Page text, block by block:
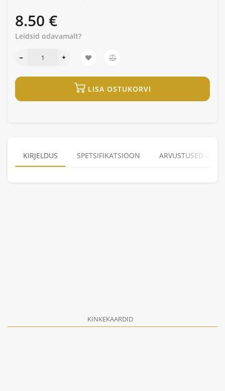
8.50 €
Leidsid odavamalt?
LISA OSTUKORVI
KIRJELDUS SPETSIFIKATSIOON ARVUSTUSED (0)
KINKEKAARDID